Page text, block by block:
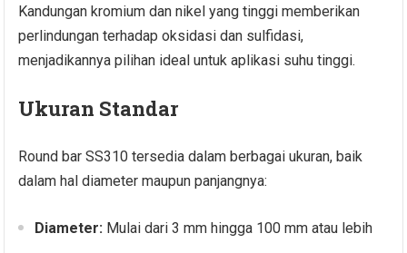
Kandungan kromium dan nikel yang tinggi memberikan
perlindungan terhadap oksidasi dan sulfidasi,
menjadikannya pilihan ideal untuk aplikasi suhu tinggi.
Ukuran Standar
Round bar SS310 tersedia dalam berbagai ukuran, baik
dalam hal diameter maupun panjangnya:
Diameter: Mulai dari 3 mm hingga 100 mm atau lebih